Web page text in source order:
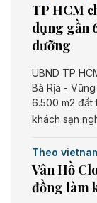
TP HCM
dụng gần
dưỡng
UBND TP
Bà Rịa -
6.500 m2 đất
khách sạn
Theo
Vân Hồ
đồng làm